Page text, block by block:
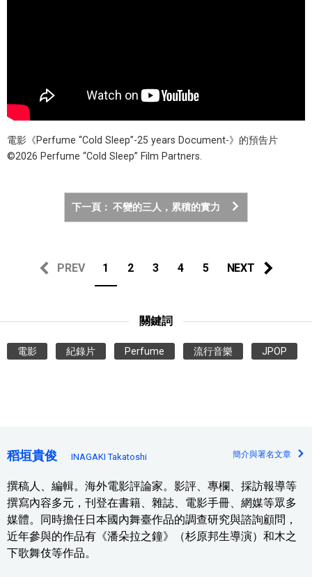
電影《Perfume “Cold Sleep”-25 years Document-》的預告片
©︎2026 Perfume “Cold Sleep” Film Partners.
下一頁： 不變的三人，累積的實力
PREV 1 2 3 4 5 NEXT
關鍵詞
電影 紀錄片 Perfume 流行音樂 JPOP
稻垣貴俊 INAGAKI Takatoshi 簡介與署名文章
撰稿人、編輯。海外電影評論家。影評、專欄、採訪報導等
撰寫內容多元，刊登在書籍、雜誌、電影手冊、網媒等眾多
媒體。同時擔任日本國內舞臺作品的調查研究與諮詢顧問，
近年參與的作品有《潘朵拉之鐘》（杉原邦生導演）和木之
下歌舞伎等作品。